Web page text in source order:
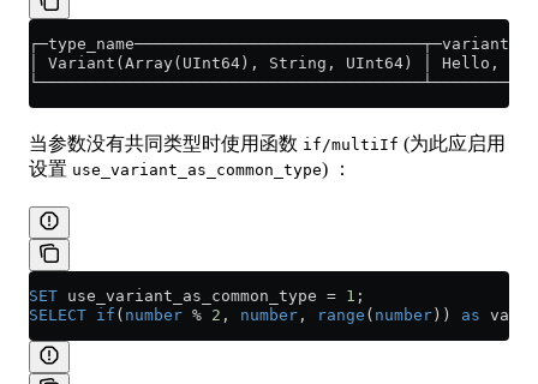
│ Variant(Array(UInt64), String, UInt64) │ Hello,
当参数没有共同类型时使用函数 if/multiIf (为此应启用
设置 use_variant_as_common_type) ：
SET use_variant_as_common_type = 1 ;
SELECT if ( number % 2 , number , range ( number )) as